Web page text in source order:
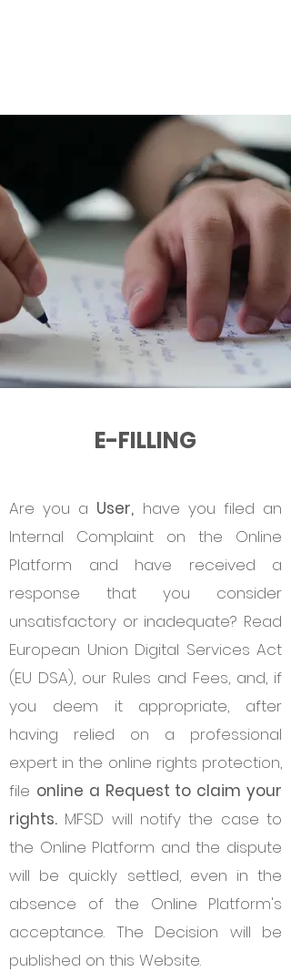
E-FILLING
Are you a User, have you filed an
Internal Complaint on the Online
Platform and have received a
response that you consider
unsatisfactory or inadequate? Read
European Union Digital Services Act
(EU DSA), our Rules and Fees, and, if
you deem it appropriate, after
having relied on a professional
expert in the online rights protection,
file online a Request to claim your
rights. MFSD will notify the case to
the Online Platform and the dispute
will be quickly settled, even in the
absence of the Online Platform's
acceptance. The Decision will be
published on this Website.